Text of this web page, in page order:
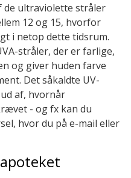
de ultraviolette stråler
12 og 15, hvorfor
i netop dette tidsrum.
stråler, der er farlige,
og giver huden farve
Det såkaldte UV-
af, hvornår
- og fx kan du
hvor du på e-mail eller